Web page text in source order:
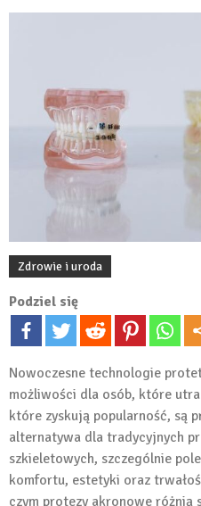
Zdrowie i uroda
Podziel się
Nowoczesne technologie
możliwości dla osób, które
które zyskują popularność, są
alternatywa dla tradycyjnych
szkieletowych, szczególnie
komfortu, estetyki oraz
czym protezy akronowe różnią